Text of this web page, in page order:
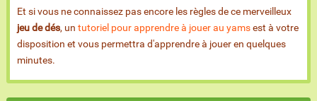
Et si vous ne connaissez pas encore les règles de ce merveilleux
jeu de dés, un tutoriel pour apprendre à jouer au yamsest à votre
disposition et vous permettra d'apprendre à jouer en quelques
minutes.